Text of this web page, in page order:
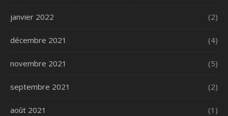
janvier 2022 (2)
décembre 2021 (4)
novembre 2021 (5)
septembre 2021 (2)
août 2021 (1)